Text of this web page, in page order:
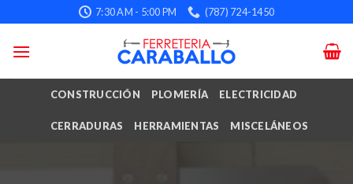
to
content
7:30 AM - 5:00 PM (787) 724-1450
CONSTRUCCIÓN PLOMERÍA ELECTRICIDAD
CERRADURAS HERRAMIENTAS MISCELÁNEOS